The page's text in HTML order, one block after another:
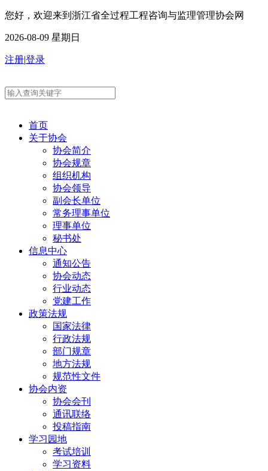
您好，欢迎来到浙江省全过程工程咨询与监理管理协会网
2026-08-09 星期日
注册|登录
首页
关于协会
协会简介
协会规章
组织机构
协会领导
副会长单位
常务理事单位
理事单位
秘书处
信息中心
通知公告
协会动态
行业动态
党建工作
政策法规
国家法律
行政法规
部门规章
地方法规
规范性文件
协会内资
协会会刊
通讯联络
投稿指南
学习园地
考试培训
学习资料